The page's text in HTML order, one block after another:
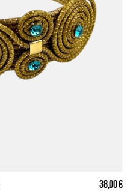
38,00 €